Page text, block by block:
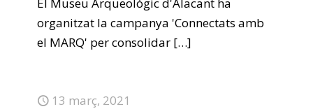
organitzat la campanya 'Connectats amb
el MARQ' per consolidar […]
13 març, 2021